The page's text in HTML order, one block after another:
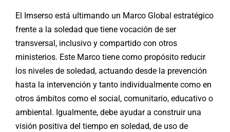
El Imserso está ultimando un Marco Global estratégico
frente a la soledad que tiene vocación de ser
transversal, inclusivo y compartido con otros
ministerios. Este Marco tiene como propósito reducir
los niveles de soledad, actuando desde la prevención
hasta la intervención y tanto individualmente como en
otros ámbitos como el social, comunitario, educativo o
ambiental. Igualmente, debe ayudar a construir una
visión positiva del tiempo en soledad, de uso de